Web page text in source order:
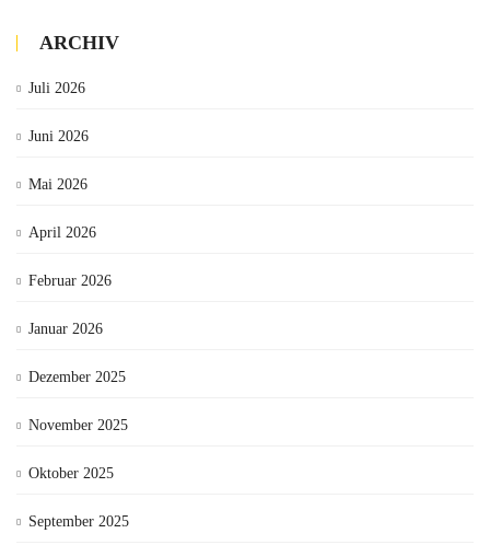
ARCHIV
Juli 2026
Juni 2026
Mai 2026
April 2026
Februar 2026
Januar 2026
Dezember 2025
November 2025
Oktober 2025
September 2025